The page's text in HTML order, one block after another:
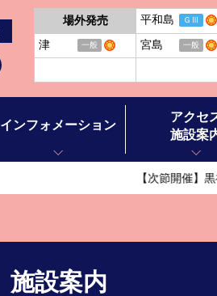
場外発売 平和島 ＧⅢ
津 一般 宮島 一般
インフォメーション
アクセ
施設案
アクセス
【次節開催】黒神杯
施設案内